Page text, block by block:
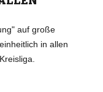
auf große
in allen